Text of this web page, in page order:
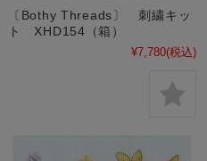
〔Bothy Threads〕 刺繍キッ
ト XHD154（箱）
¥7,780(税込)